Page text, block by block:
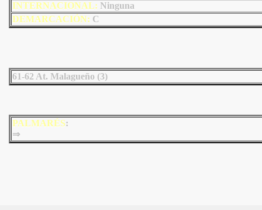
INTERNACIONAL: Ninguna
DEMARCACIÓN: C
61-62 At. Malagueño (3)
PALMARÉS:
⇒